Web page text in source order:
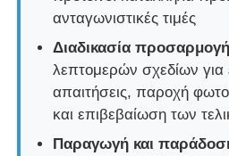
ανταγωνιστικές τιμές
Διαδικασία
λεπτομερών σχεδίων για
απαιτήσεις, παροχή
και επιβεβαίωση των
Παραγωγή και